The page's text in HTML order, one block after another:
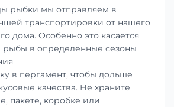
рыбки мы отправляем в
транспортировки от нашего
дома. Особенно это касается
в определенные сезоны
в пергамент, чтобы дольше
качества. Не храните
пакете, коробке или